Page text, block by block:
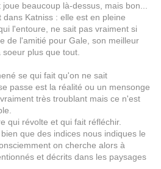
beaucoup là-dessus, mais bon...
Katniss : elle est en pleine
l'entoure, ne sait pas vraiment si
de l'amitié pour Gale, son meilleur
plus que tout.
se qui fait qu'on ne sait
passe est la réalité ou un mensonge
très troublant mais ce n'est
qui révolte et qui fait réfléchir.
que des indices nous indiques le
on cherche alors à
et décrits dans les paysages